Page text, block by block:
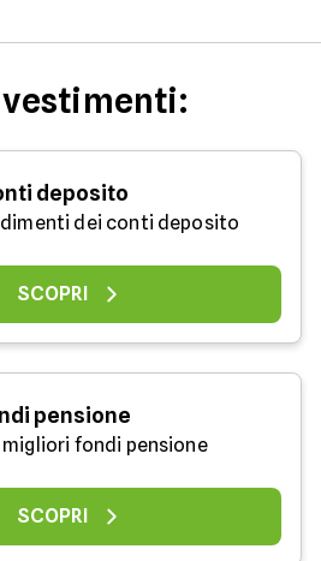
deposito
dei conti deposito
SCOPRI
pensione
fondi pensione
SCOPRI